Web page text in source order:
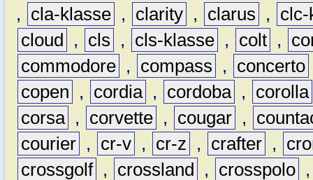
,
cla-klasse , clarity , clarus ,
clc-
cloud
, cls , cls-klasse , colt ,
commodore , compass , concerto
copen
, cordia , cordoba ,
corolla
corsa , corvette , cougar ,
courier , cr-v , cr-z , crafter ,
crossgolf , crossland , crosspolo